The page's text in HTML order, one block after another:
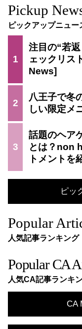
Pickup
ピックアップニュー
1
注目の“若
ェックリス
2
八王子で冬
しい限定メ
3
話題のヘア
とは？non
トメントを
ピッ
Popular
人気記事ランキング
Popular CA
人気CA記事ランキ
CA